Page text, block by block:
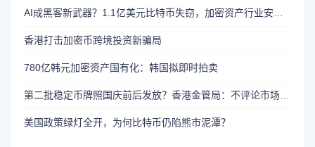
香港打击加密币跨境投资新骗局
780亿韩元加密资产国有化：韩国拟即时拍卖
美国政策绿灯全开，为何比特币仍陷熊市泥潭？